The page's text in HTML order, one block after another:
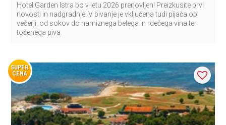
Hotel Garden Istra bo v letu 2026 prenovljen! Preizkusite prvi
novosti in nadgradnje. V bivanje je vključena tudi pijača ob
večerji, od sokov do namiznega belega in rdečega vina ter
točenega piva.
SUPER
CENA